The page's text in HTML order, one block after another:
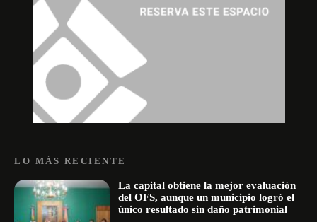
LO MÁS RECIENTE
La capital obtiene la mejor evaluación
del OFS, aunque un municipio logró el
único resultado sin daño patrimonial